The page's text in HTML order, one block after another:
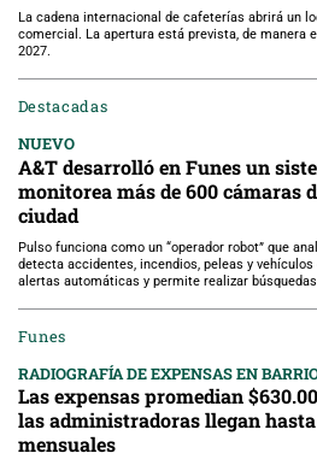
La cadena internacional de cafeterías abrirá un
comercial. La apertura está prevista, de manera
2027.
Destacadas
NUEVO
A&T desarrolló en Funes un
monitorea más de 600 cámaras
ciudad
Pulso funciona como un “operador robot” que
detecta accidentes, incendios, peleas y
alertas automáticas y permite realizar
Funes
RADIOGRAFÍA DE EXPENSAS EN
Las expensas promedian
las administradoras llegan
mensuales